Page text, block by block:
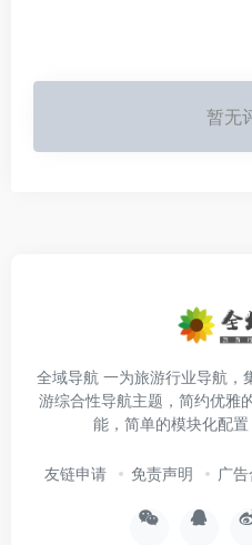
暂无
全域导航 一为旅游行业导航，
游综合性导航主题，简约优雅
能，简单的模块化配置
友链申请 免责声明 广